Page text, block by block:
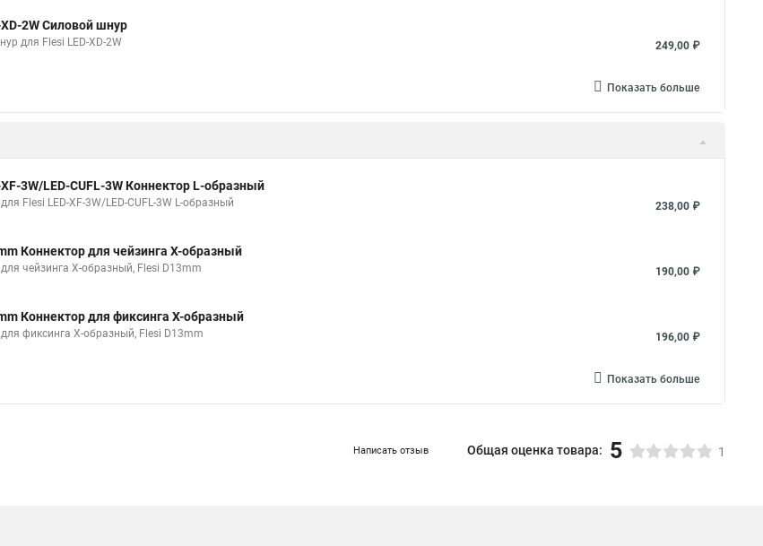
2W Силовой шнур
для Flesi LED-XD-2W 249,00 ₽
Показать больше
3W/LED-CUFL-3W Коннектор L-образный
Flesi LED-XF-3W/LED-CUFL-3W L-образный 238,00 ₽
Коннектор для чейзинга X-образный
чейзинга X-образный, Flesi D13mm 190,00 ₽
Коннектор для фиксинга X-образный
фиксинга X-образный, Flesi D13mm 196,00 ₽
Показать больше
Написать отзыв Общая оценка товара: 5 1